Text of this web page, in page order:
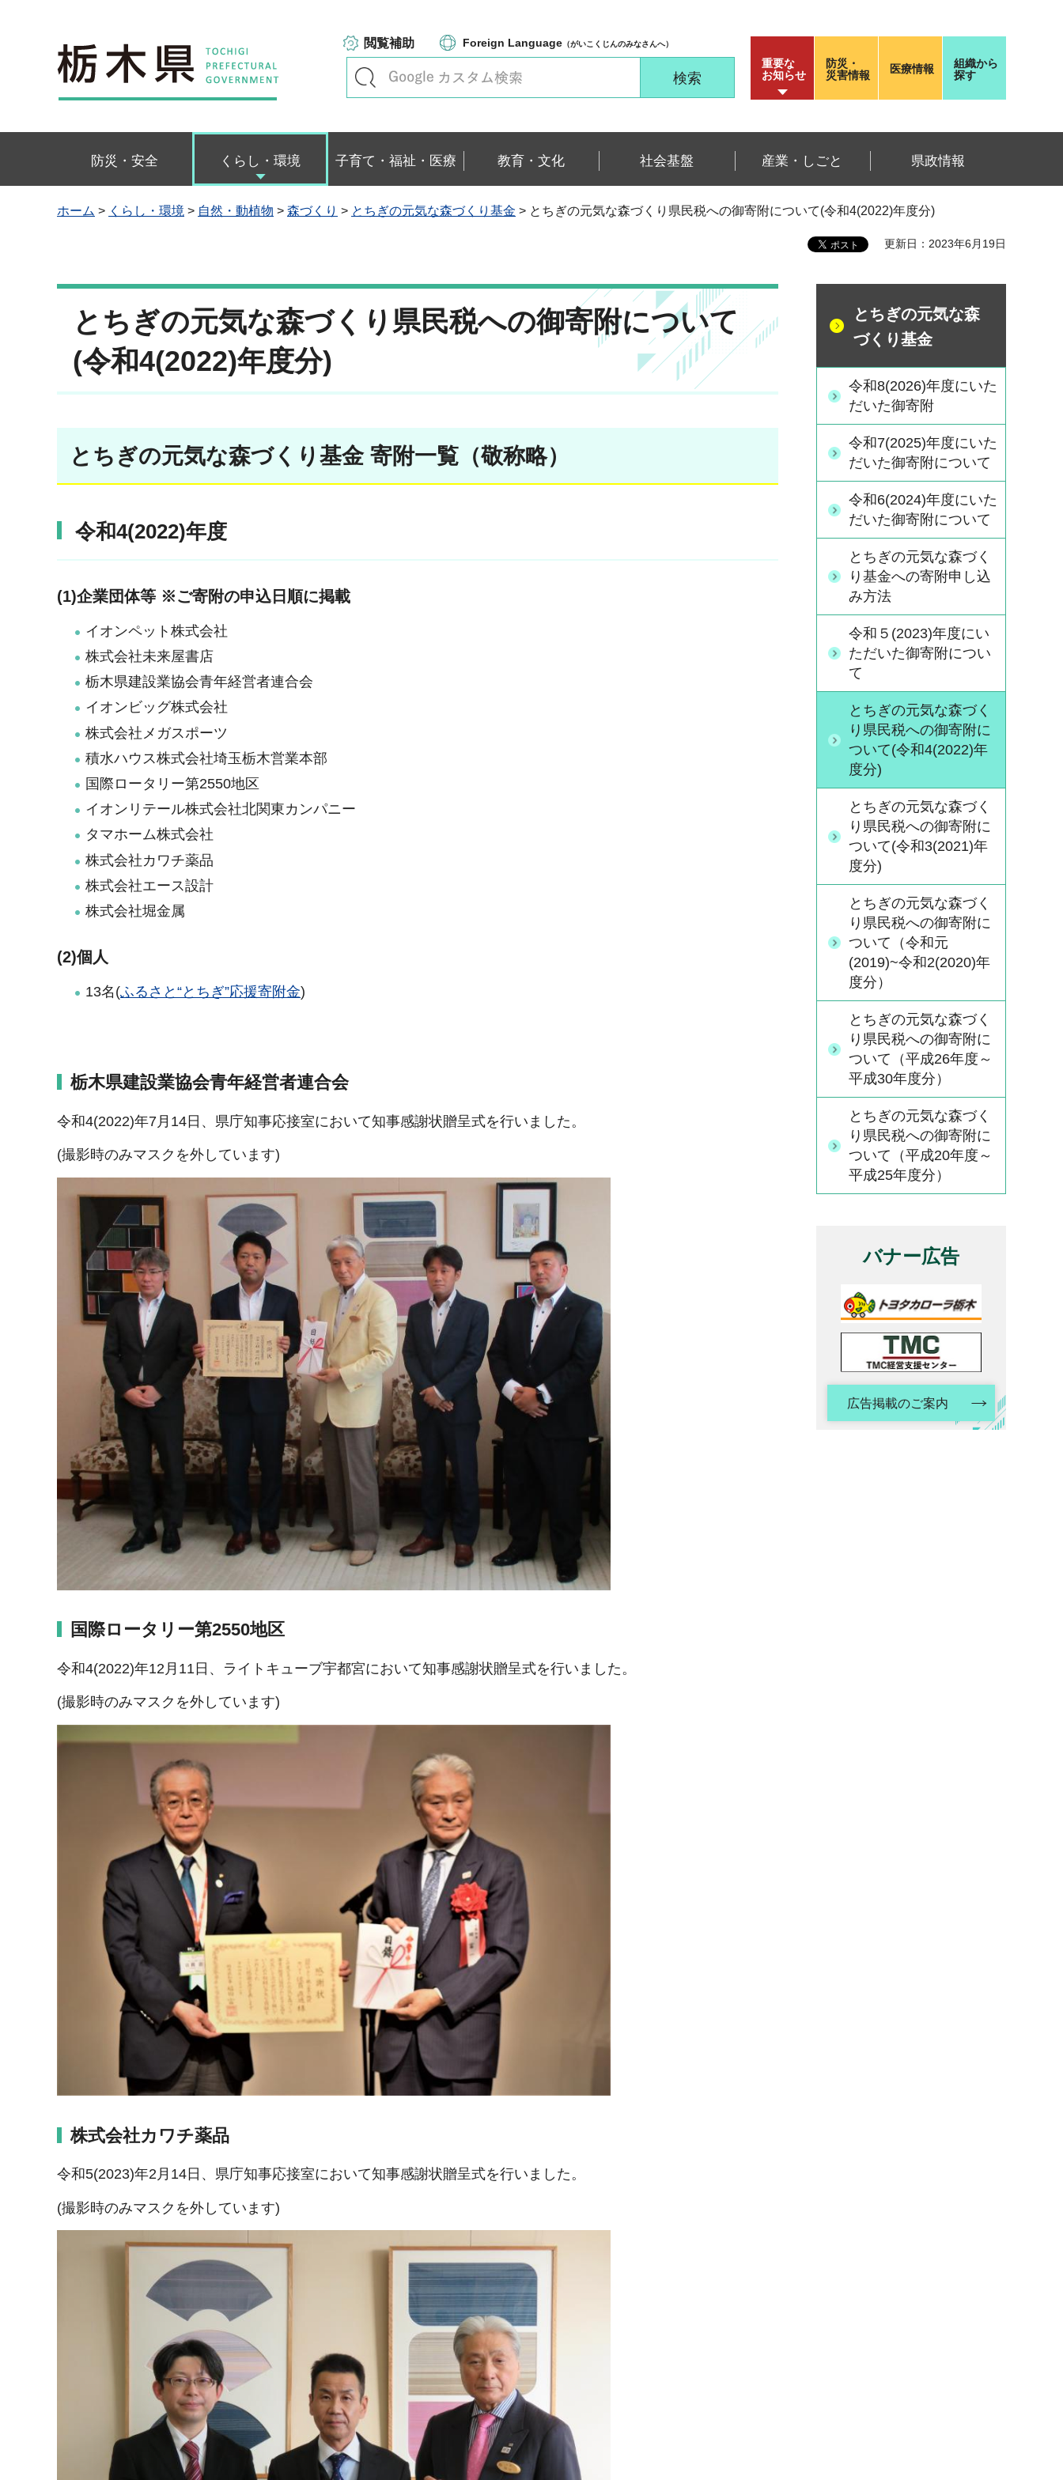
栃木県
閲覧補助 Foreign Language （がいこくじんのみなさんへ）
重要な
お知らせ
防災・
災害情報
医療情報
組織から
探す
防災・安全 くらし・環境 子育て・福祉・医療 教育・文化 社会基盤 産業・しごと 県政情報
ホーム > くらし・環境 > 自然・動植物 > 森づくり > とちぎの元気な森づくり基金 > とちぎの元気な森づくり県民税への御寄附について(令和4(2022)年度分)
更新日：2023年6月19日
とちぎの元気な森づくり県民税への御寄附について
(令和4(2022)年度分)
とちぎの元気な森づくり基金 寄附一覧（敬称略）
令和4(2022)年度
(1)企業団体等 ※ご寄附の申込日順に掲載
イオンペット株式会社
株式会社未来屋書店
栃木県建設業協会青年経営者連合会
イオンビッグ株式会社
株式会社メガスポーツ
積水ハウス株式会社埼玉栃木営業本部
国際ロータリー第2550地区
イオンリテール株式会社北関東カンパニー
タマホーム株式会社
株式会社カワチ薬品
株式会社エース設計
株式会社堀金属
(2)個人
13名(ふるさと“とちぎ”応援寄附金)
栃木県建設業協会青年経営者連合会
令和4(2022)年7月14日、県庁知事応接室において知事感謝状贈呈式を行いました。
(撮影時のみマスクを外しています)
国際ロータリー第2550地区
令和4(2022)年12月11日、ライトキューブ宇都宮において知事感謝状贈呈式を行いました。
(撮影時のみマスクを外しています)
株式会社カワチ薬品
令和5(2023)年2月14日、県庁知事応接室において知事感謝状贈呈式を行いました。
(撮影時のみマスクを外しています)
とちぎの元気な森
づくり基金
令和8(2026)年度にいた
だいた御寄附
令和7(2025)年度にいた
だいた御寄附について
令和6(2024)年度にいた
だいた御寄附について
とちぎの元気な森づく
り基金への寄附申し込
み方法
令和５(2023)年度にい
ただいた御寄附につい
て
とちぎの元気な森づく
り県民税への御寄附に
ついて(令和4(2022)年
度分)
とちぎの元気な森づく
り県民税への御寄附に
ついて(令和3(2021)年
度分)
とちぎの元気な森づく
り県民税への御寄附に
ついて（令和元
(2019)~令和2(2020)年
度分）
とちぎの元気な森づく
り県民税への御寄附に
ついて（平成26年度～
平成30年度分）
とちぎの元気な森づく
り県民税への御寄附に
ついて（平成20年度～
平成25年度分）
バナー広告
広告掲載のご案内